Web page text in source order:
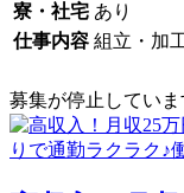
寮・社宅 あり
仕事内容 組立・加
募集が停止していま